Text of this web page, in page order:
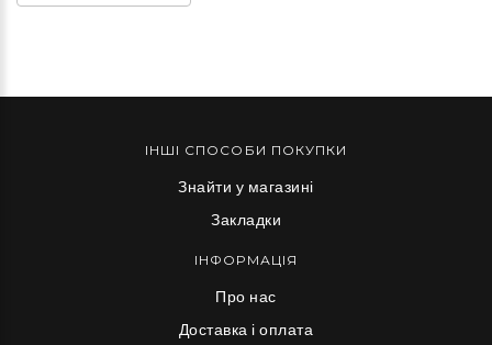
ІНШІ СПОСОБИ ПОКУПКИ
Знайти у магазині
Закладки
ІНФОРМАЦІЯ
Про нас
Доставка і оплата